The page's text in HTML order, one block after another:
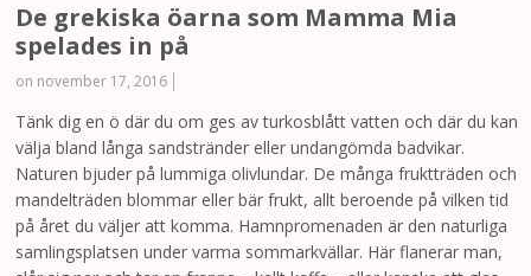
De grekiska öarna som Mamma Mia
spelades in på
on november 17, 2016
Tänk dig en ö där du om ges av turkosblått vatten och där du kan
välja bland långa sandstränder eller undangömda badvikar.
Naturen bjuder på lummiga olivlundar. De många fruktträden och
mandelträden blommar eller bär frukt, allt beroende på vilken tid
på året du väljer att komma. Hamnpromenaden är den naturliga
samlingsplatsen under varma sommarkvällar. Här flanerar man,